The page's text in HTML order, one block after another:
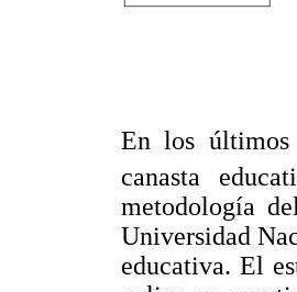
En los últimos
canasta
metodología
Universidad
educativa. El